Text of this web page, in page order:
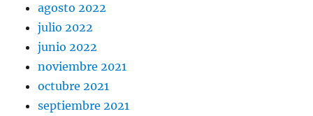
agosto 2022
julio 2022
junio 2022
noviembre 2021
octubre 2021
septiembre 2021